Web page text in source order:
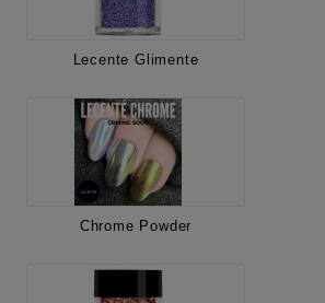
Lecente Glimente
Chrome Powder